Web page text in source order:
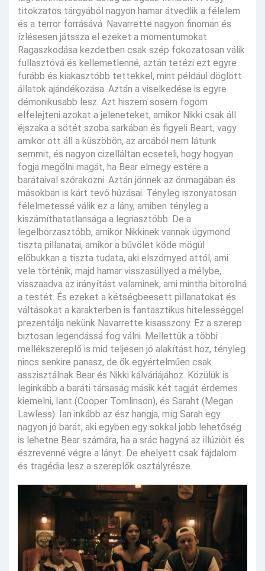
titokzatos tárgyából nagyon hamar átvedlik a félelem
és a terror forrásává. Navarrette nagyon finoman és
ízlésesen játssza el ezeket a momentumokat.
Ragaszkodása kezdetben csak szép fokozatosan válik
fullasztóvá és kellemetlenné, aztán tetézi ezt egyre
furább és kiakasztóbb tettekkel, mint például döglött
állatok ajándékozása. Aztán a viselkedése is egyre
démonikusabb lesz. Azt hiszem sosem fogom
elfelejteni azokat a jeleneteket, amikor Nikki csak áll
éjszaka a sötét szoba sarkában és figyeli Beart, vagy
amikor ott áll a küszöbön, az arcából nem látunk
semmit, és nagyon cizelláltan ecseteli, hogy hogyan
fogja megölni magát, ha Bear elmegy estére a
barátaival szórakozni. Aztán jönnek az önmagában és
másokban is kárt tevő húzásai. Tényleg iszonyatosan
félelmetessé válik ez a lány, amiben tényleg a
kiszámíthatatlansága a legriasztóbb. De a
legelborzasztóbb, amikor Nikkinek vannak úgymond
tiszta pillanatai, amikor a bűvölet köde mögül
előbukkan a tiszta tudata, aki elszörnyed attól, ami
vele történik, majd hamar visszasüllyed a mélybe,
visszaadva az irányítást valaminek, ami mintha bitorolná
a testét. És ezeket a kétségbeesett pillanatokat és
váltásokat a karakterben is fantasztikus hitelességgel
prezentálja nekünk Navarrette kisasszony. Ez a szerep
biztosan legendássá fog válni. Mellettük a többi
mellékszereplő is mid teljesen jó alakítást hoz, tényleg
nincs senkire panasz, de ők egyértelműen csak
asszisztálnak Bear és Nikki kálváriájához. Közülük is
leginkább a baráti társaság másik két tagját érdemes
kiemelni, Iant (Cooper Tomlinson), és Saraht (Megan
Lawless). Ian inkább az ész hangja, míg Sarah egy
nagyon jó barát, aki egyben egy sokkal jobb lehetőség
is lehetne Bear számára, ha a srác hagyná az illúzióit és
észrevenné végre a lányt. De ehelyett csak fájdalom
és tragédia lesz a szereplők osztályrésze.